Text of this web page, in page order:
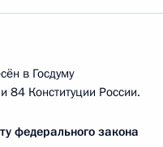
в Госдуму
84 Конституции России.
федерального закона